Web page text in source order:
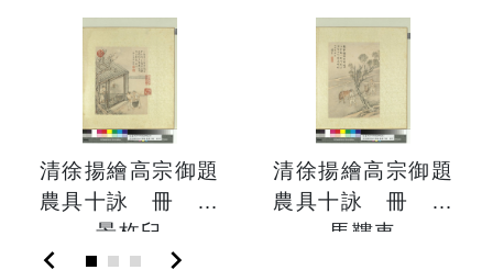
清徐揚繪高宗御題
農具十詠 冊 月
景杵臼
清徐揚繪高宗御題
農具十詠 冊 田
馬鞻車
chevron_left chevron_right